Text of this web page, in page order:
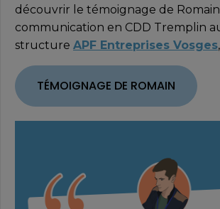
découvrir le témoignage de
communication en CDD Tremplin
structure APF Entreprises Vosges,
TÉMOIGNAGE DE ROMAIN